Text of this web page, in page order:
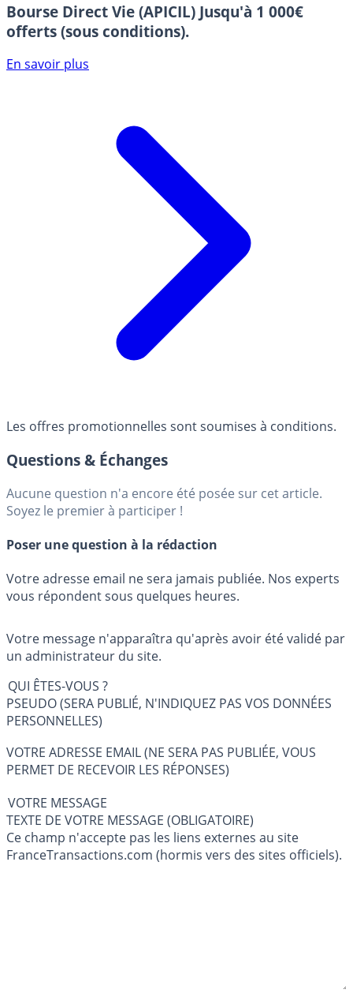
Bourse Direct Vie (APICIL) Jusqu'à 1 000€
offerts (sous conditions).
En savoir plus
Les offres promotionnelles sont soumises à conditions.
Questions & Échanges
Aucune question n'a encore été posée sur cet article.
Soyez le premier à participer !
Poser une question à la rédaction
Votre adresse email ne sera jamais publiée. Nos experts
vous répondent sous quelques heures.
Votre message n'apparaîtra qu'après avoir été validé par
un administrateur du site.
QUI ÊTES-VOUS ?
PSEUDO (SERA PUBLIÉ, N'INDIQUEZ PAS VOS DONNÉES
PERSONNELLES)
VOTRE ADRESSE EMAIL (NE SERA PAS PUBLIÉE, VOUS
PERMET DE RECEVOIR LES RÉPONSES)
VOTRE MESSAGE
TEXTE DE VOTRE MESSAGE (OBLIGATOIRE)
Ce champ n'accepte pas les liens externes au site
FranceTransactions.com (hormis vers des sites officiels).